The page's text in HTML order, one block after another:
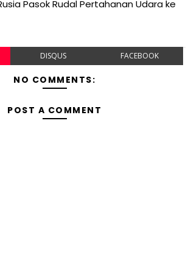
Pasok Rudal Pertahanan Udara ke
DISQUS FACEBOOK
NO COMMENTS:
POST A COMMENT